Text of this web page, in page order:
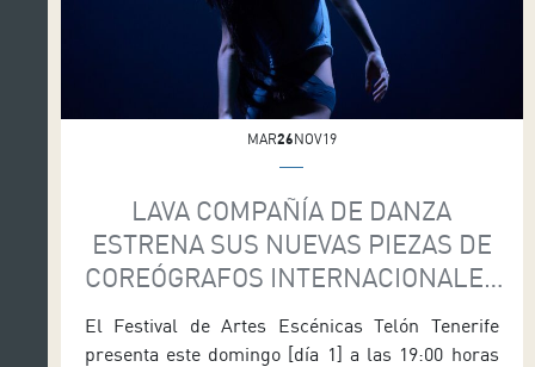
MAR26NOV19
LAVA COMPAÑÍA DE DANZA
ESTRENA SUS NUEVAS PIEZAS DE
COREÓGRAFOS INTERNACIONALES
ESTE DOMINGO EN EL AUDITORIO
DE TENERIFE
El Festival de Artes Escénicas Telón Tenerife
presenta este domingo [día 1] a las 19:00 horas